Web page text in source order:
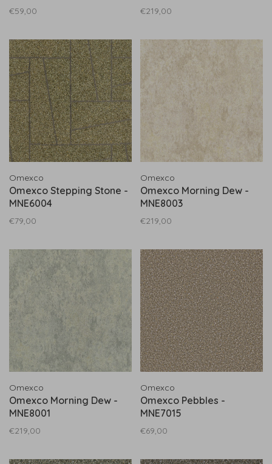
€59,00 €219,00
Omexco
Omexco Stepping Stone -
MNE6004
€79,00
Omexco
Omexco Morning Dew -
MNE8003
€219,00
Omexco
Omexco Morning Dew -
MNE8001
€219,00
Omexco
Omexco Pebbles -
MNE7015
€69,00